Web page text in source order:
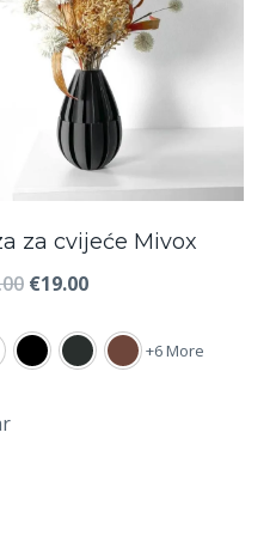
za cvijeće Mivox
Izvorna
bila
€19.00Trenutna
je:
+6 More